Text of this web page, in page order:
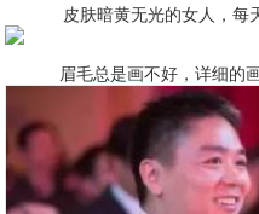
皮肤暗黄无光的女人，每
眉毛总是画不好，详细的